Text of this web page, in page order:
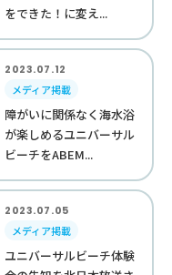
をできた！に変え...
2023.07.12
メディア掲載
障がいに関係なく海水浴
が楽しめるユニバーサル
ビーチをABEM...
2023.07.05
メディア掲載
ユニバーサルビーチ体験